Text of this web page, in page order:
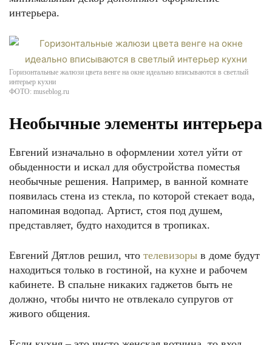
интерьера.
Горизонтальные жалюзи цвета венге на окне идеально вписываются в светлый
интерьер кухни
ФОТО: museblog.ru
Необычные элементы интерьера
Евгений изначально в оформлении хотел уйти от
обыденности и искал для обустройства поместья
необычные решения. Например, в ванной комнате
появилась стена из стекла, по которой стекает вода,
напоминая водопад. Артист, стоя под душем,
представляет, будто находится в тропиках.
Евгений Дятлов решил, что телевизоры в доме будут
находиться только в гостиной, на кухне и рабочем
кабинете. В спальне никаких гаджетов быть не
должно, чтобы ничто не отвлекало супругов от
живого общения.